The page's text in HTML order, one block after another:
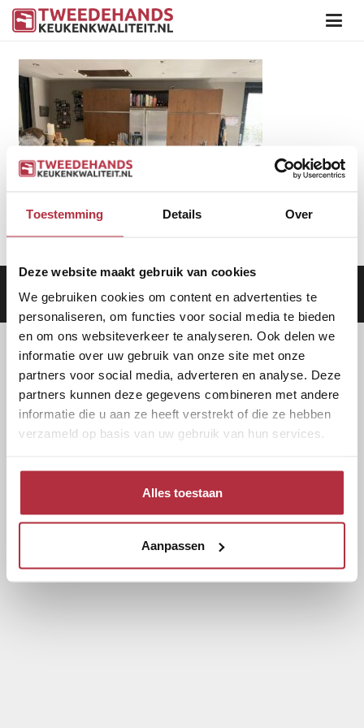
Toestemming Details Over
Deze website maakt gebruik van cookies
We gebruiken cookies om content en advertenties te
personaliseren, om functies voor social media te bieden
en om ons websiteverkeer te analyseren. Ook delen we
informatie over uw gebruik van onze site met onze
partners voor social media, adverteren en analyse. Deze
partners kunnen deze gegevens combineren met andere
informatie die u aan ze heeft verstrekt of die ze hebben
verzameld op basis van uw gebruik van hun services.
Alles toestaan
Aanpassen
Aanbod|Keukens|Levering|Garantie|Privacy Beleid